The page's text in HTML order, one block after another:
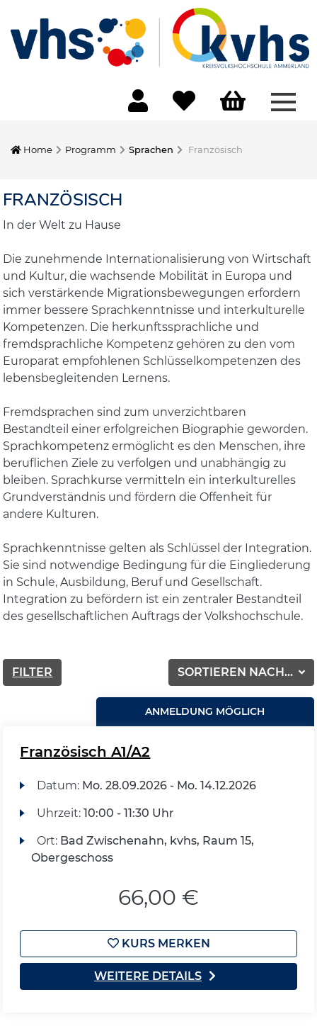
Home Programm Sprachen Französisch
FRANZÖSISCH
In der Welt zu Hause
Die zunehmende Internationalisierung von Wirtschaft
und Kultur, die wachsende Mobilität in Europa und
sich verstärkende Migrationsbewegungen erfordern
immer bessere Sprachkenntnisse und interkulturelle
Kompetenzen. Die herkunftssprachliche und
fremdsprachliche Kompetenz gehören zu den vom
Europarat empfohlenen Schlüsselkompetenzen des
lebensbegleitenden Lernens.
Fremdsprachen sind zum unverzichtbaren
Bestandteil einer erfolgreichen Biographie geworden.
Sprachkompetenz ermöglicht es den Menschen, ihre
beruflichen Ziele zu verfolgen und unabhängig zu
bleiben. Sprachkurse vermitteln ein interkulturelles
Grundverständnis und fördern die Offenheit für
andere Kulturen.
Sprachkenntnisse gelten als Schlüssel der Integration.
Sie sind notwendige Bedingung für die Eingliederung
in Schule, Ausbildung, Beruf und Gesellschaft.
Integration zu befördern ist ein zentraler Bestandteil
des gesellschaftlichen Auftrags der Volkshochschule.
SORTIEREN NACH...
FILTER
ANMELDUNG MÖGLICH
Französisch A1/A2
Datum: Mo. 28.09.2026 - Mo. 14.12.2026
Uhrzeit: 10:00 - 11:30 Uhr
Ort: Bad Zwischenahn, kvhs, Raum 15,
Obergeschoss
66,00 €
KURS MERKEN
WEITERE DETAILS